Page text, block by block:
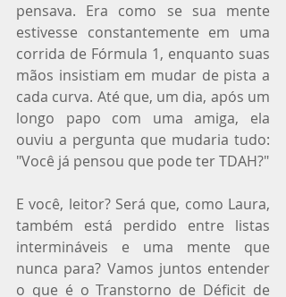
pensava. Era como se sua mente
estivesse constantemente em uma
corrida de Fórmula 1, enquanto suas
mãos insistiam em mudar de pista a
cada curva. Até que, um dia, após um
longo papo com uma amiga, ela
ouviu a pergunta que mudaria tudo:
"Você já pensou que pode ter TDAH?"
E você, leitor? Será que, como Laura,
também está perdido entre listas
intermináveis e uma mente que
nunca para? Vamos juntos entender
o que é o Transtorno de Déficit de